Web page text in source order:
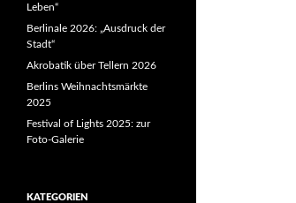
Leben“
Berlinale 2026: „Ausdruck der
Stadt“
Akrobatik über Tellern 2026
Berlins Weihnachtsmärkte
2025
Festival of Lights 2025: zur
Foto-Galerie
KATEGORIEN